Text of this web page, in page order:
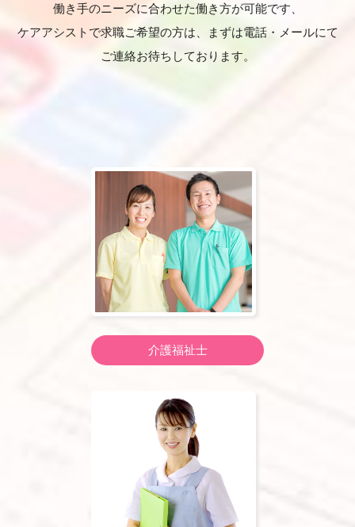
働き手のニーズに合わせた働き方が可能です、
ケアアシストで求職ご希望の方は、まずは電話・メールにて
ご連絡お待ちしております。
介護福祉士